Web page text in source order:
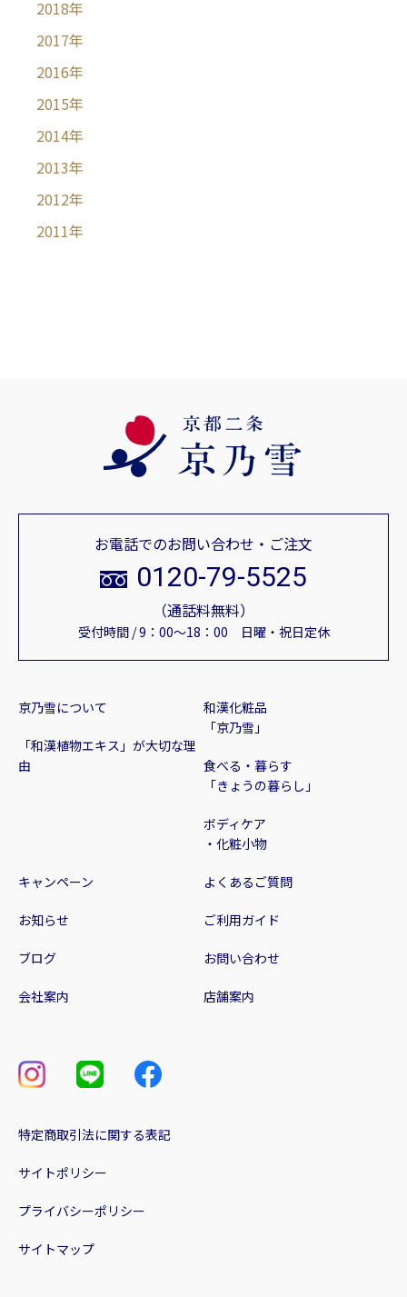
2018年
2017年
2016年
2015年
2014年
2013年
2012年
2011年
京乃雪について
「和漢植物エキス」が大切な理
由
和漢化粧品
「京乃雪」
食べる・暮らす
「きょうの暮らし」
ボディケア
・化粧小物
キャンペーン
お知らせ
ブログ
会社案内 店舗案内
よくあるご質問
ご利用ガイド
お問い合わせ
お電話でのお問い合わせ・ご注文
0120-79-5525
（通話料無料）
受付時間 / 9：00～18：00 日曜・祝日定休
特定商取引法に関する表記
サイトポリシー
プライバシーポリシー
サイトマップ